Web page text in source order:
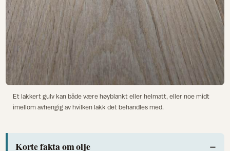
Et lakkert gulv kan både være høyblankt eller helmatt, eller noe midt
imellom avhengig av hvilken lakk det behandles med.
Korte fakta om olje